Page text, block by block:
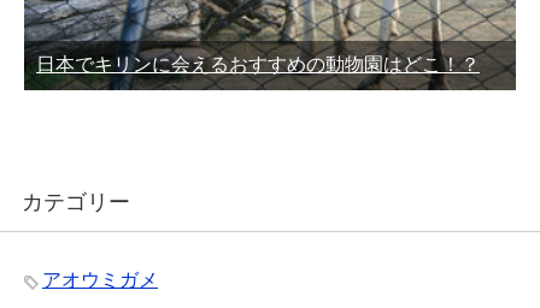
日本でキリンに会えるおすすめの動物園はどこ！？
カテゴリー
アオウミガメ